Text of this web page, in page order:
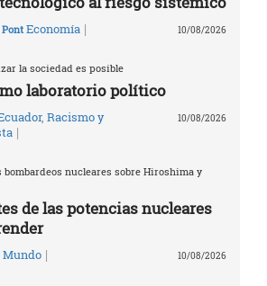
Economía | 10/08/2026
la sociedad es posible
laboratorio político
, Racismo y
|
10/08/2026
bombardeos nucleares sobre Hiroshima y
de las potencias nucleares
Mundo | 10/08/2026